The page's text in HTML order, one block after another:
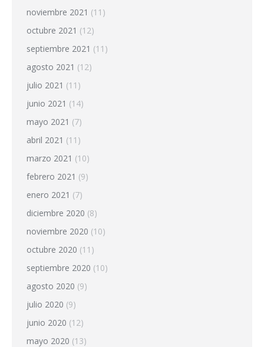
noviembre 2021 (11)
octubre 2021 (12)
septiembre 2021 (11)
agosto 2021 (12)
julio 2021 (11)
junio 2021 (14)
mayo 2021 (7)
abril 2021 (11)
marzo 2021 (10)
febrero 2021 (9)
enero 2021 (7)
diciembre 2020 (8)
noviembre 2020 (10)
octubre 2020 (11)
septiembre 2020 (10)
agosto 2020 (9)
julio 2020 (9)
junio 2020 (12)
mayo 2020 (13)